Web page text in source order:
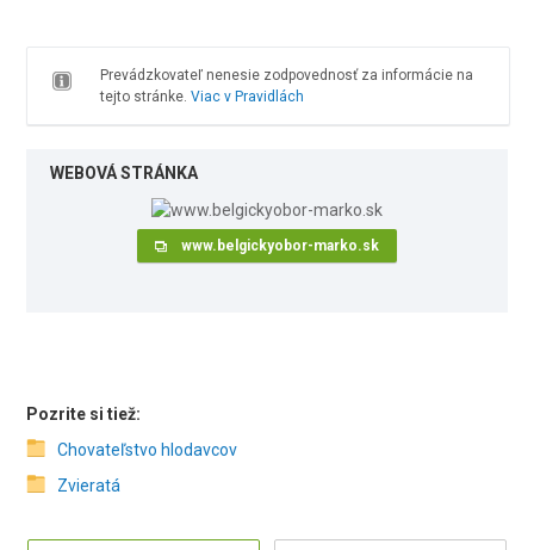
Prevádzkovateľ nenesie zodpovednosť za informácie na
tejto stránke. Viac v Pravidlách
WEBOVÁ STRÁNKA
www.belgickyobor-marko.sk
Pozrite si tiež:
Chovateľstvo hlodavcov
Zvieratá